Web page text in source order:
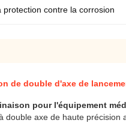
protection contre la corrosion
de double d'axe de
pour l'équipement
double axe de haute